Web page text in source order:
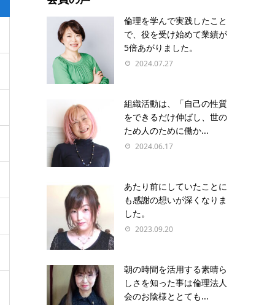
倫理を学んで実践したこと
で、役を受け始めて業績が
5倍あがりました。
2024.07.27
組織活動は、「自己の性質
をできるだけ伸ばし、世の
ため人のために働か...
2024.06.17
あたり前にしていたことに
も感謝の想いが深くなりま
した。
2023.09.20
朝の時間を活用する素晴ら
しさを知った事は倫理法人
会のお陰様ととても...